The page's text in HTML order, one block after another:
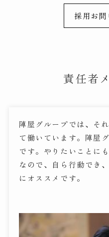
採用お
責任者
陣屋グループでは、そ
て働いています。陣屋
です。やりたいことに
なので、自ら行動でき
にオススメです。